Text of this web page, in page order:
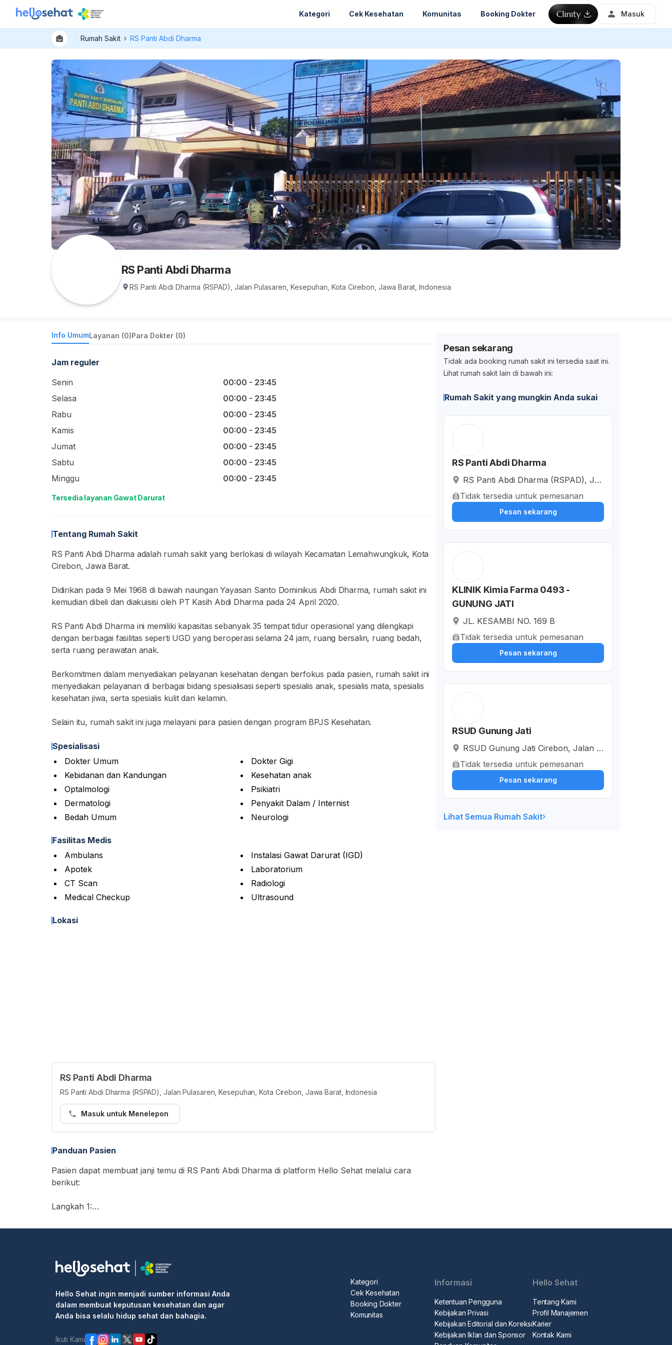
Kategori Cek Kesehatan Komunitas Booking Dokter Masuk
Rumah Sakit RS Panti Abdi Dharma
RS Panti Abdi Dharma
RS Panti Abdi Dharma (RSPAD), Jalan Pulasaren, Kesepuhan, Kota Cirebon, Jawa Barat, Indonesia
Info UmumLayanan (0)Para Dokter (0)
Jam reguler
Senin
00:00 - 23:45
Selasa
00:00 - 23:45
Rabu
00:00 - 23:45
Kamis
00:00 - 23:45
Jumat
00:00 - 23:45
Sabtu
00:00 - 23:45
Minggu
00:00 - 23:45
Tersedia layanan Gawat Darurat
Tentang Rumah Sakit
RS Panti Abdi Dharma adalah rumah sakit yang berlokasi di wilayah Kecamatan Lemahwungkuk, Kota
Cirebon, Jawa Barat.
Didirikan pada 9 Mei 1968 di bawah naungan Yayasan Santo Dominikus Abdi Dharma, rumah sakit ini
kemudian dibeli dan diakuisisi oleh PT Kasih Abdi Dharma pada 24 April 2020.
RS Panti Abdi Dharma ini memiliki kapasitas sebanyak 35 tempat tidur operasional yang dilengkapi
dengan berbagai fasilitas seperti UGD yang beroperasi selama 24 jam, ruang bersalin, ruang bedah,
serta ruang perawatan anak.
Berkomitmen dalam menyediakan pelayanan kesehatan dengan berfokus pada pasien, rumah sakit ini
menyediakan pelayanan di berbagai bidang spesialisasi seperti spesialis anak, spesialis mata, spesialis
kesehatan jiwa, serta spesialis kulit dan kelamin.
Selain itu, rumah sakit ini juga melayani para pasien dengan program BPJS Kesehatan.
Spesialisasi
Dokter Umum
Dokter Gigi
Kebidanan dan Kandungan
Kesehatan anak
Optalmologi
Psikiatri
Dermatologi
Penyakit Dalam / Internist
Bedah Umum
Neurologi
Fasilitas Medis
Ambulans
Instalasi Gawat Darurat (IGD)
Apotek
Laboratorium
CT Scan
Radiologi
Medical Checkup
Ultrasound
Lokasi
RS Panti Abdi Dharma
RS Panti Abdi Dharma (RSPAD), Jalan Pulasaren, Kesepuhan, Kota Cirebon, Jawa Barat, Indonesia
Masuk untuk Menelepon
Panduan Pasien
Pasien dapat membuat janji temu di RS Panti Abdi Dharma di platform Hello Sehat melalui cara
berikut:
Langkah 1:
• Masukkan "RS Panti Abdi Dharma" di kotak pencarian
• Isi informasi pribadi Anda dan selesaikan booking.
Langkah 2: Pergi ke rumah sakit atau klinik terjadwal, pergi ke konter penerimaan medis, tunjukkan
informasi booking kepada resepsionis/perawat
Langkah 3: Masuk ke klinik untuk pemeriksaan.
Pesan sekarang
Tidak ada booking rumah sakit ini tersedia saat ini.
Lihat rumah sakit lain di bawah ini:
Rumah Sakit yang mungkin Anda sukai
RS Panti Abdi Dharma
RS Panti Abdi Dharma (RSPAD), Jal
an Pulasaren, Kesepuhan, Kota Cire
bon, Jawa Barat, Indonesia
Tidak tersedia untuk pemesanan
Pesan sekarang
KLINIK Kimia Farma 0493 -
GUNUNG JATI
JL. KESAMBI NO. 169 B
Tidak tersedia untuk pemesanan
Pesan sekarang
RSUD Gunung Jati
RSUD Gunung Jati Cirebon, Jalan K
esambi, Kesambi, Kota Cirebon, Jaw
a Barat, Indonesia
Tidak tersedia untuk pemesanan
Pesan sekarang
Lihat Semua Rumah Sakit
Hello Sehat ingin menjadi sumber informasi Anda
dalam membuat keputusan kesehatan dan agar
Anda bisa selalu hidup sehat dan bahagia.
Ikuti Kami
Kategori
Cek Kesehatan
Booking Dokter
Komunitas
Informasi
Ketentuan Pengguna
Kebijakan Privasi
Kebijakan Editorial dan Koreksi
Kebijakan Iklan dan Sponsor
Hello Sehat
Tentang Kami
Profil Manajemen
Karier
Kontak Kami